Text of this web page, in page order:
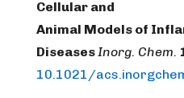
Cellular and
Animal Models of
DiseasesInorg. Chem.
10.1021/